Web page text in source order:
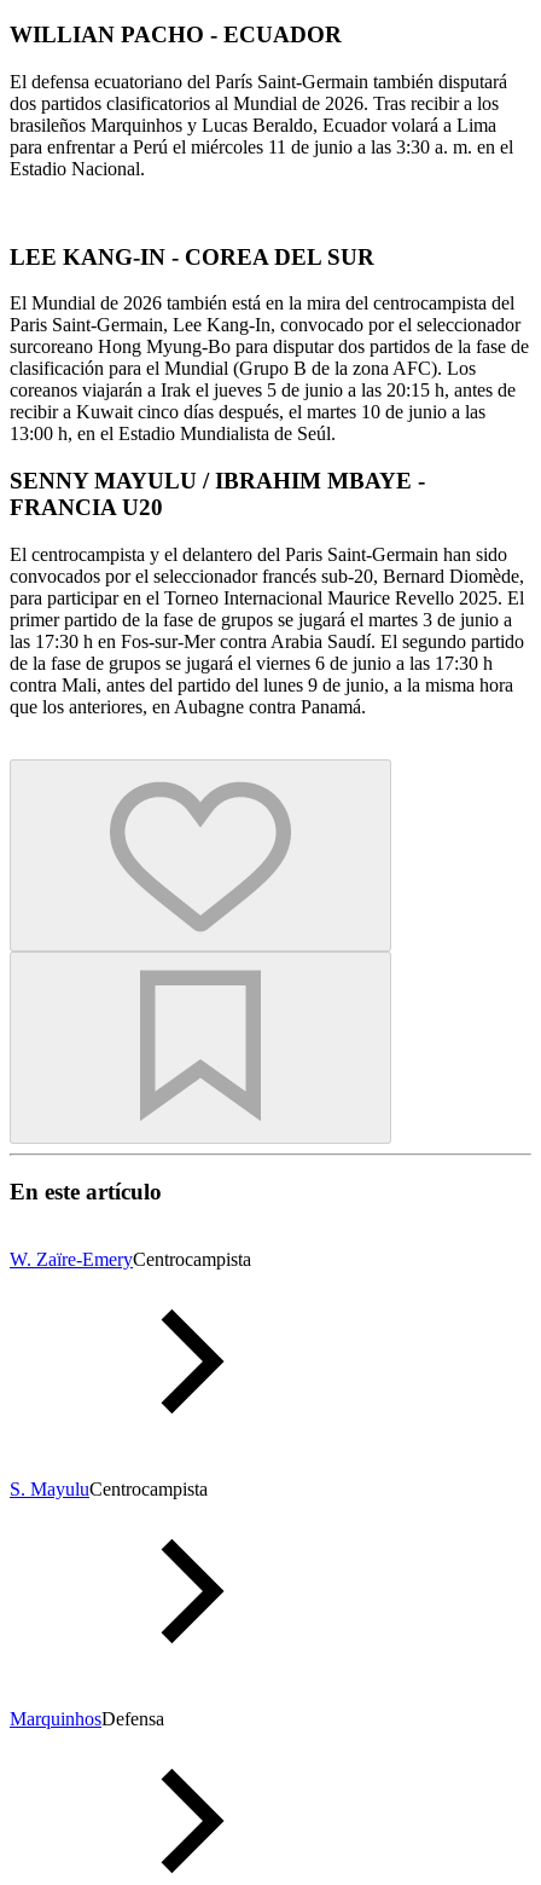
WILLIAN PACHO - ECUADOR
El defensa ecuatoriano del París Saint-Germain también disputará
dos partidos clasificatorios al Mundial de 2026. Tras recibir a los
brasileños Marquinhos y Lucas Beraldo, Ecuador volará a Lima
para enfrentar a Perú el miércoles 11 de junio a las 3:30 a. m. en el
Estadio Nacional.
LEE KANG-IN - COREA DEL SUR
El Mundial de 2026 también está en la mira del centrocampista del
Paris Saint-Germain, Lee Kang-In, convocado por el seleccionador
surcoreano Hong Myung-Bo para disputar dos partidos de la fase de
clasificación para el Mundial (Grupo B de la zona AFC). Los
coreanos viajarán a Irak el jueves 5 de junio a las 20:15 h, antes de
recibir a Kuwait cinco días después, el martes 10 de junio a las
13:00 h, en el Estadio Mundialista de Seúl.
SENNY MAYULU / IBRAHIM MBAYE -
FRANCIA U20
El centrocampista y el delantero del Paris Saint-Germain han sido
convocados por el seleccionador francés sub-20, Bernard Diomède,
para participar en el Torneo Internacional Maurice Revello 2025. El
primer partido de la fase de grupos se jugará el martes 3 de junio a
las 17:30 h en Fos-sur-Mer contra Arabia Saudí. El segundo partido
de la fase de grupos se jugará el viernes 6 de junio a las 17:30 h
contra Mali, antes del partido del lunes 9 de junio, a la misma hora
que los anteriores, en Aubagne contra Panamá.
En este artículo
W. Zaïre-EmeryCentrocampista
S. MayuluCentrocampista
MarquinhosDefensa